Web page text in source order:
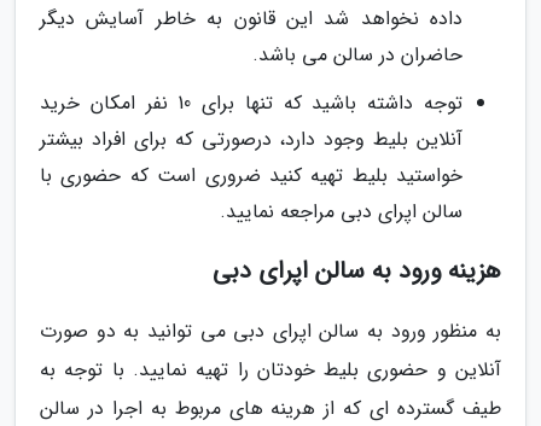
داده نخواهد شد این قانون به خاطر آسایش دیگر
حاضران در سالن می باشد.
توجه داشته باشید که تنها برای 10 نفر امکان خرید
آنلاین بلیط وجود دارد، درصورتی که برای افراد بیشتر
خواستید بلیط تهیه کنید ضروری است که حضوری با
سالن اپرای دبی مراجعه نمایید.
هزینه ورود به سالن اپرای دبی
به منظور ورود به سالن اپرای دبی می توانید به دو صورت
آنلاین و حضوری بلیط خودتان را تهیه نمایید. با توجه به
طیف گسترده ای که از هرینه های مربوط به اجرا در سالن